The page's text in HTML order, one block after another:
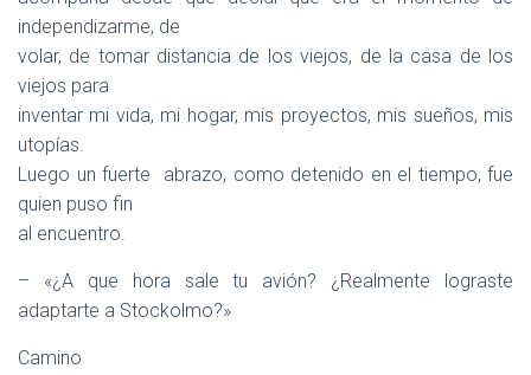
independizarme, de
volar, de tomar distancia de los viejos, de la casa de los
viejos para
inventar mi vida, mi hogar, mis proyectos, mis sueños, mis
utopías.
Luego un fuerte abrazo, como detenido en el tiempo, fue
quien puso fin
al encuentro.
– «¿A que hora sale tu avión? ¿Realmente lograste
adaptarte a Stockolmo?»
Camino